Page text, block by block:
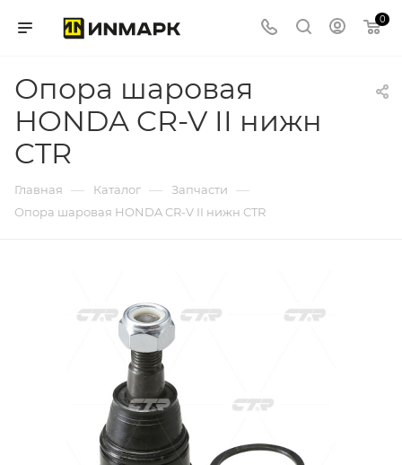
0
Опора шаровая
HONDA CR-V II нижн
CTR
Главная — Каталог — Запчасти —
Опора шаровая HONDA CR-V II нижн CTR